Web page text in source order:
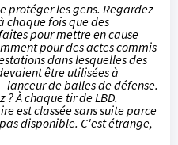
protéger les gens. Regardez
chaque fois que des
pour mettre en cause
pour des actes commis
dans lesquelles des
être utilisées à
lanceur de balles de défense.
? À chaque tir de LBD.
est classée sans suite parce
disponible. C'est étrange,